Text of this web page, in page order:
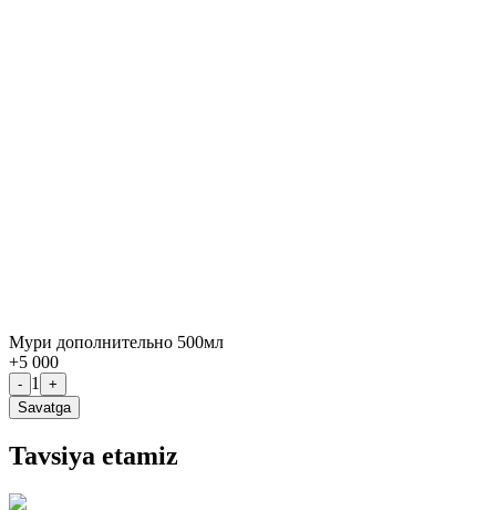
Мури дополнительно 500мл
+5 000
- 1
+
Savatga
Tavsiya etamiz